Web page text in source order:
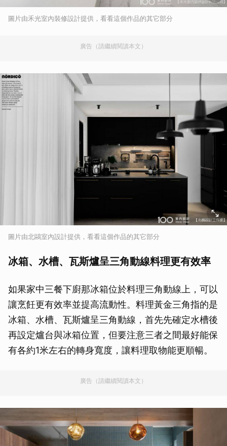
圖片由禾光室內裝修設計提供，看看這個作品的其它部分
廣告（請繼續閱讀本文）
圖片由北鷗室內設計提供，看看這個作品的其它部分
冰箱、水槽、瓦斯爐呈三角動線料理更有效率
如果家中三餐下廚那冰箱位於料理三角動線上，可以
讓烹飪更有效率並提高流動性。料理黃金三角指的是
冰箱、水槽、瓦斯爐呈三角動線，首先先確定水槽後
再設定爐台與冰箱位置，但要注意三者之間最好能保
有各約1米左右的轉身寬度，讓料理取物能更順暢。
廣告（請繼續閱讀本文）